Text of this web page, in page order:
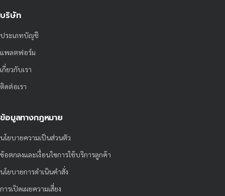
บริษัท
ประเภทบัญชี
แพลตฟอร์ม
เกี่ยวกับเรา
ติดต่อเรา
ข้อมูลทางกฎหมาย
นโยบายความเป็นส่วนตัว
ข้อตกลงและเงื่อนไขการใช้บริการลูกค้า
นโยบายการดำเนินคำสั่ง
การเปิดเผยความเสี่ยง